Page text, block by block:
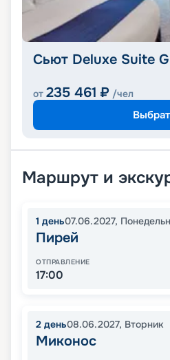
Сьют Deluxe Suite
от 235 461 ₽ /чел
Маршрут и
1 день07.06.2027,
Пирей
ОТПРАВЛЕНИЕ
17:00
2 день08.06.2027, Вторник
Миконос